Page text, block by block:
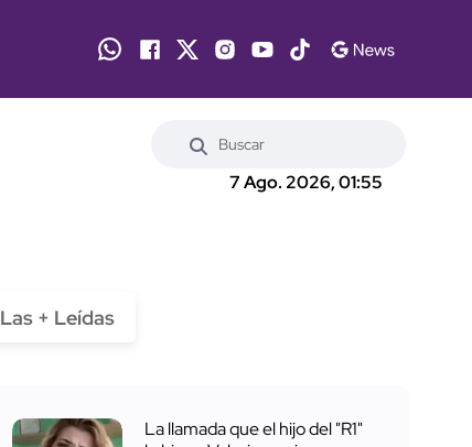
7 Ago. 2026, 01:55
Las + Leídas
La llamada que el hijo del "R1"